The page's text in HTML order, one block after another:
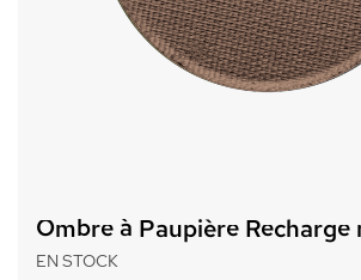
début
Ombre à Paupière Recharge
EN STOCK